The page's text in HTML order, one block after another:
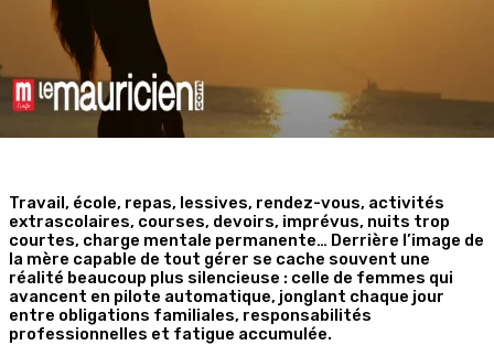
Travail, école, repas, lessives, rendez-vous, activités
extrascolaires, courses, devoirs, imprévus, nuits trop
courtes, charge mentale permanente… Derrière l’image de
la mère capable de tout gérer se cache souvent une
réalité beaucoup plus silencieuse : celle de femmes qui
avancent en pilote automatique, jonglant chaque jour
entre obligations familiales, responsabilités
professionnelles et fatigue accumulée.